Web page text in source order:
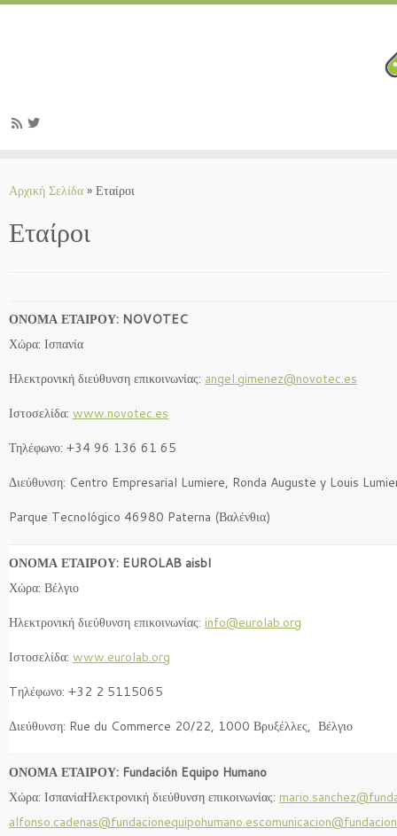
στοΑρχική Σελίδα » Εταίροι
Εταίροι
ΟΝΟΜΑ ΕΤΑΙΡΟΥ: NOVOTEC
Χώρα: Ισπανία
Ηλεκτρονική διεύθυνση επικοινωνίας: angel.gimenez@novotec.es
Ιστοσελίδα: www.novotec.es
Τηλέφωνο: +34 96 136 61 65
Διεύθυνση: Centro Empresarial Lumiere, Ronda Auguste y Louis
Parque Tecnológico 46980 Paterna (Βαλένθια)
ΟΝΟΜΑ ΕΤΑΙΡΟΥ: EUROLAB aisbl
Χώρα: Βέλγιο
Ηλεκτρονική διεύθυνση επικοινωνίας: info@eurolab.org
Ιστοσελίδα: www.eurolab.org
Tηλέφωνο: +32 2 5115065
Διεύθυνση: Rue du Commerce 20/22, 1000 Βρυξέλλες, Βέλγιο
ΟΝΟΜΑ ΕΤΑΙΡΟΥ: Fundación Equipo Humano
Χώρα: ΙσπανίαΗλεκτρονική διεύθυνση επικοινωνίας:
alfonso.cadenas@fundacionequipohumano.es